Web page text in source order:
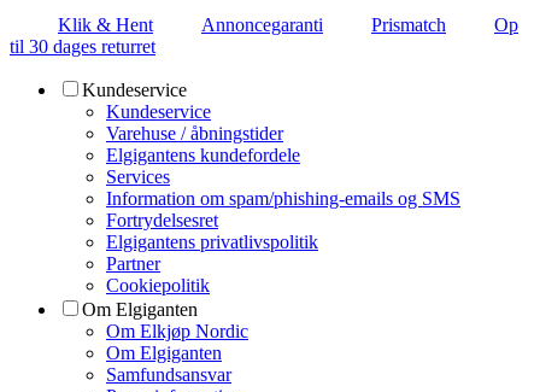
Klik & Hent Annoncegaranti Prismatch
Op
til 30 dages returret
Kundeservice
Kundeservice
Varehuse / åbningstider
Elgigantens kundefordele
Services
Information om spam/phishing-emails og SMS
Fortrydelsesret
Elgigantens privatlivspolitik
Partner
Cookiepolitik
Om Elgiganten
Om Elkjøp Nordic
Om Elgiganten
Samfundsansvar